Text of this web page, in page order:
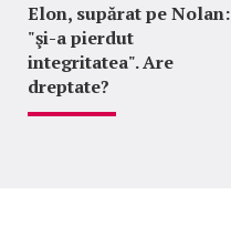
Elon, supărat pe Nolan:
"şi-a pierdut
integritatea". Are
dreptate?